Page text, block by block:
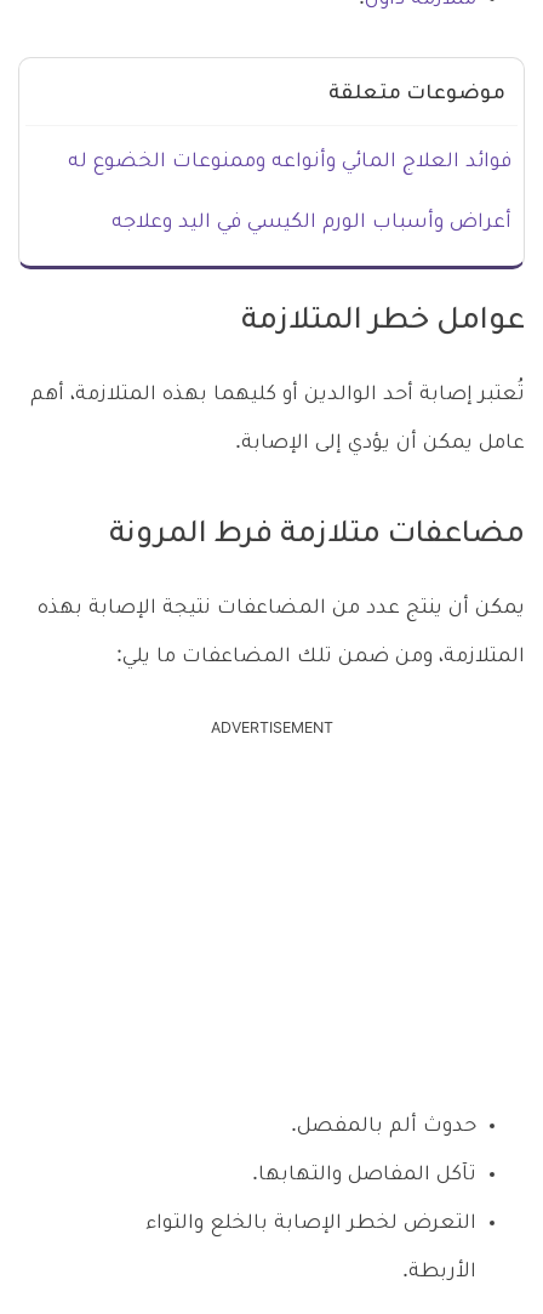
موضوعات متعلقة
فوائد العلاج المائي وأنواعه وممنوعات الخضوع له
أعراض وأسباب الورم الكيسي في اليد وعلاجه
عوامل خطر المتلازمة
تُعتبر إصابة أحد الوالدين أو كليهما بهذه المتلازمة، أهم
عامل يمكن أن يؤدي إلى الإصابة.
مضاعفات متلازمة فرط المرونة
يمكن أن ينتج عدد من المضاعفات نتيجة الإصابة بهذه
المتلازمة، ومن ضمن تلك المضاعفات ما يلي:
ADVERTISEMENT
حدوث ألم بالمفصل.
تآكل المفاصل والتهابها.
التعرض لخطر الإصابة بالخلع والتواء
الأربطة.